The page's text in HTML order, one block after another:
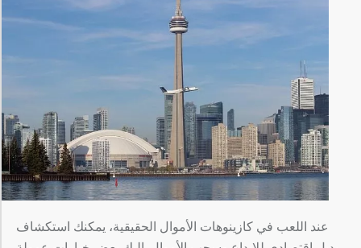
عند اللعب في كازينوهات الأموال الحقيقية، يمكنك استكشاف